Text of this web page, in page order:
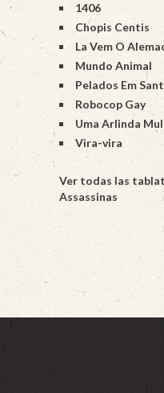
1406
Chopis Centis
La Vem O
Mundo Animal
Pelados Em
Robocop Gay
Uma Arlinda
Vira-vira
Ver todas las
Assassinas